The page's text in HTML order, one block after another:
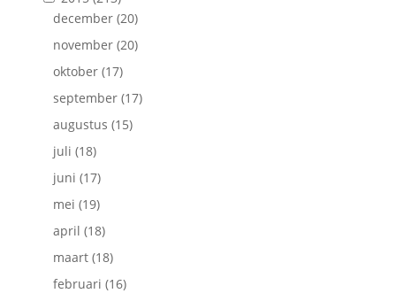
december(20)
november(20)
oktober(17)
september(17)
augustus (15)
juli (18)
juni (17)
mei (19)
april (18)
maart(18)
februari (16)